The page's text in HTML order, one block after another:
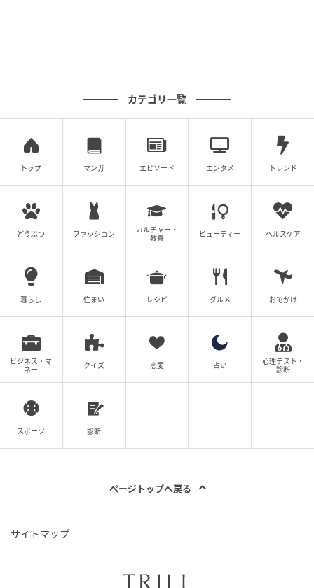
が印象的でした。そしてアルパカ6頭がバラバラになら
でした。全力で走った後に、みんなで仲良く並んで草
を食べている平和な姿を見て、私もすっかり癒やされ
てしまいました。
＜ライタープロフィル＞ ゆんち
2004年に産経新聞社へ入社。静岡、仙台での事件取材
を経て、東京社会部では厚生労働省を担当、派遣労働
問題などの社会課題を深く掘り下げる。また、特異な
キャリアとして法廷画家を兼務し、数多くの法廷画を
ブロイド紙「SANKEI EX」にてブランド、旅、食をテ
ーマとした執筆活動を展開。南アフリカやオーストラ
リアなど世界各国を取材で巡るほか、臨時特派員とし
て南太平洋のキリバス共和国への駐在経験も持つ。J-
WAVE「TOKYO MORNING RADIO」にて、週1回おす
すめニュースを3年間にわたり担当。
育、健康、ライフハックへと関心の幅を広げている。
イター」。釣り、温泉、グルメ、そして海を眺めてぼ
ーっと過ごす時間を愛する旅人でもある。長年、酒と
中。新商品から旅、ファッション、グルメまで、自身
カテゴリ一覧
トップ マンガ エピソード エンタメ トレンド
どうぶつ ファッション
カルチャー・
教養
ビューティー ヘルスケア
暮らし 住まい レシピ グルメ おでかけ
ビジネス・マ
ネー
クイズ 恋愛 占い
心理テスト・
診断
スポーツ 診断
ページトップへ戻る
サイトマップ